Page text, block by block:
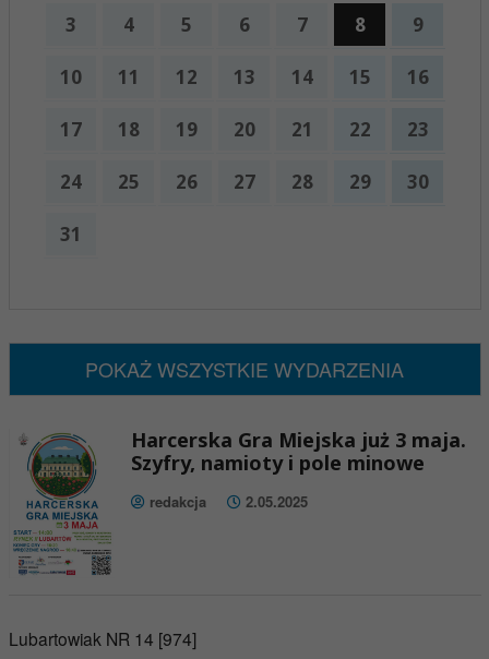
3 4 5 6 7 8 9
10 11 12 13 14 15 16
17 18 19 20 21 22 23
24 25 26 27 28 29 30
31
POKAŻ WSZYSTKIE WYDARZENIA
Harcerska Gra Miejska już 3 maja.
Szyfry, namioty i pole minowe
redakcja 2.05.2025
Lubartowiak NR 14 [974]